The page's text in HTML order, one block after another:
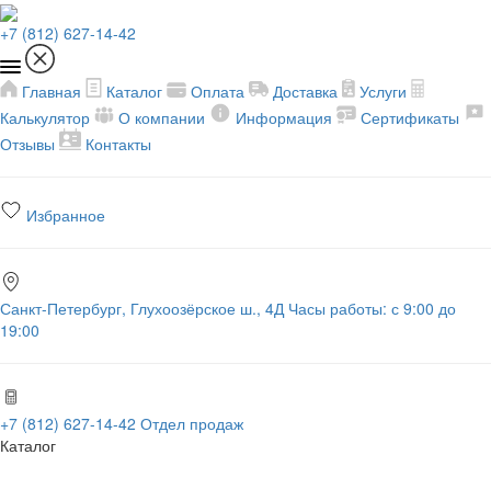
+7 (812) 627-14-42
Главная Каталог Оплата Доставка
Услуги
Калькулятор
О компании Информация
Сертификаты
Отзывы
Контакты
Избранное
Санкт-Петербург, Глухоозёрское ш., 4Д Часы работы: с 9:00 до
19:00
+7 (812) 627-14-42 Отдел продаж
Каталог